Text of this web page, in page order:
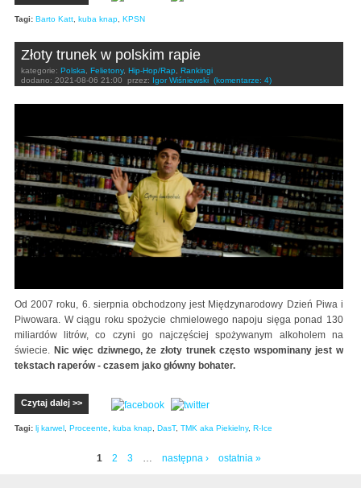
Tagi: Barto Katt kuba knap KPSN
Złoty trunek w polskim rapie
kategorie: Polska Felietony, Hip-Hop/Rap
Rankingi
dodano: 2021-08-06 21:00 przez: Igor Wiśniewski (komentarze: 4)
Od 2007 roku, 6. sierpnia obchodzony jest Międzynarodowy Dzień Piwa i
Piwowara. W ciągu roku spożycie chmielowego napoju sięga ponad 130
miliardów litrów, co czyni go najczęściej spożywanym alkoholem na
świecie. Nic więc dziwnego, że złoty trunek często wspominany jest w
tekstach raperów - czasem jako główny bohater.
Czytaj dalej >>
Tagi: lj karwel Proceente kuba knap DasT, TMK aka Piekielny, R-Ice
1 2 3 następna › ostatnia »